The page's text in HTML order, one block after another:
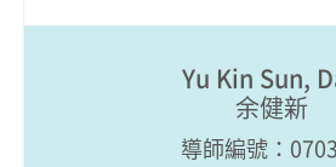
Yu Kin Sun,
余健新
導師編號：